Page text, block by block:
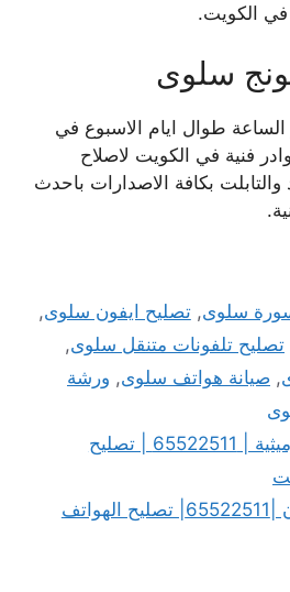
في الكويت.
سلوى
طوال ايام الاسبوع في
فنية في الكويت لاصلاح
والتابلت بكافة الاصدارات باحدث
سلوى,تصليح ايفون سلوى,
تصليح تلفونات متنقل سلوى,
, صيانة هواتف سلوى, ورشة
تصليح تلفونات الرميثية | 65522511 | تصليح
تصليح تلفونات بيان |65522511| تصليح الهواتف